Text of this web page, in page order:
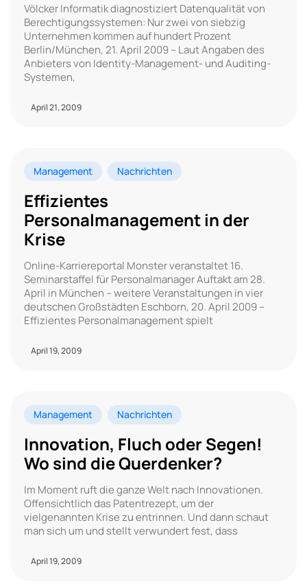
Völcker Informatik diagnostiziert Datenqualität von
Berechtigungssystemen: Nur zwei von siebzig
Unternehmen kommen auf hundert Prozent
Berlin/München, 21. April 2009 – Laut Angaben des
Anbieters von Identity-Management- und Auditing-
Systemen,
April 21, 2009
Management Nachrichten
Effizientes
Personalmanagement in der
Krise
Online-Karriereportal Monster veranstaltet 16.
Seminarstaffel für Personalmanager Auftakt am 28.
April in München – weitere Veranstaltungen in vier
deutschen Großstädten Eschborn, 20. April 2009 –
Effizientes Personalmanagement spielt
April 19, 2009
Management Nachrichten
Innovation, Fluch oder Segen!
Wo sind die Querdenker?
Im Moment ruft die ganze Welt nach Innovationen.
Offensichtlich das Patentrezept, um der
vielgenannten Krise zu entrinnen. Und dann schaut
man sich um und stellt verwundert fest, dass
April 19, 2009